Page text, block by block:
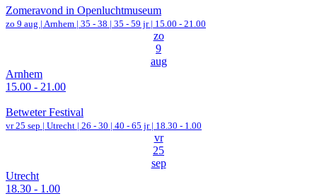
Zomeravond in Openluchtmuseum
zo 9 aug | Arnhem | 35 - 38 | 35 - 59 jr | 15.00 - 21.00
zo
9
aug
Arnhem
15.00 - 21.00
Betweter Festival
vr 25 sep | Utrecht | 26 - 30 | 40 - 65 jr | 18.30 - 1.00
vr
25
sep
Utrecht
18.30 - 1.00